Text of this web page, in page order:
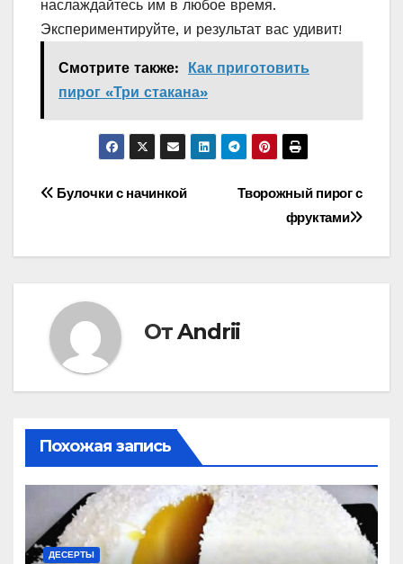
наслаждайтесь им в любое время.
Экспериментируйте, и результат вас удивит!
Смотрите также:
Как приготовить
пирог «‎Три стакана»‎
Навигация
Творожный пирог с
фруктами
Булочки с начинкой
ОтAndrii
Похожая запись
ДЕСЕРТЫ